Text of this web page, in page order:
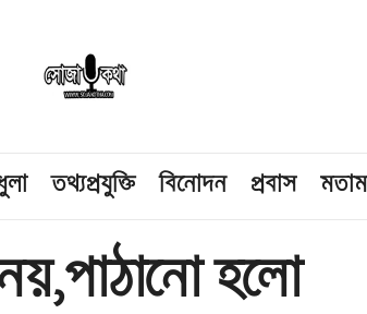
তথ্যপ্রযুক্তি বিনোদন প্রবাস
হলো